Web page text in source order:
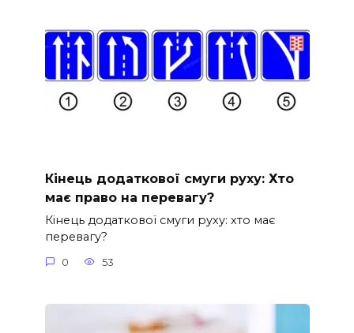
Кінець додаткової смуги руху: Хто
має право на перевагу?
Кінець додаткової смуги руху: хто має
перевагу?
0 53